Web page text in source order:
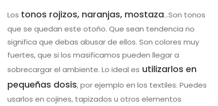
Los tonos rojizos, naranjas, mostaza…Son tonos
que se quedan este otoño. Que sean tendencia no
significa que debas abusar de ellos. Son colores muy
fuertes, que si los masificamos pueden llegar a
sobrecargar el ambiente. Lo ideal es utilizarlos en
pequeñas dosis, por ejemplo en los textiles. Puedes
usarlos en cojines, tapizados u otros elementos